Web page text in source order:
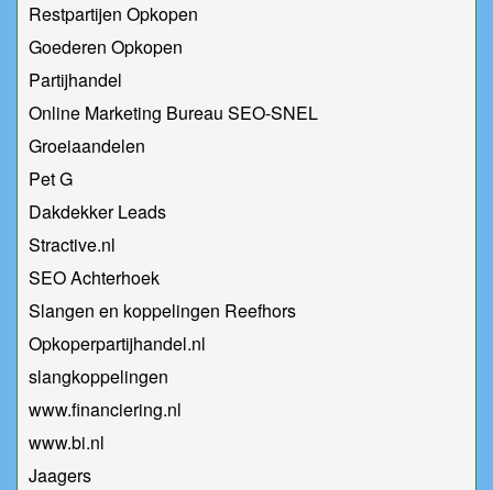
Restpartijen Opkopen
Goederen Opkopen
Partijhandel
Online Marketing Bureau SEO-SNEL
Groeiaandelen
Pet G
Dakdekker Leads
Stractive.nl
SEO Achterhoek
Slangen en koppelingen Reefhors
Opkoperpartijhandel.nl
slangkoppelingen
www.financiering.nl
www.bi.nl
Jaagers